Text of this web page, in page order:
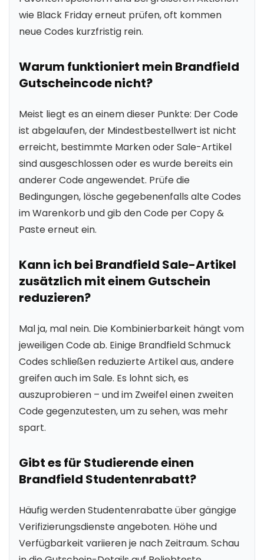
wie Black Friday erneut prüfen, oft kommen
neue Codes kurzfristig rein.
Warum funktioniert mein Brandfield
Gutscheincode nicht?
Meist liegt es an einem dieser Punkte: Der Code
ist abgelaufen, der Mindestbestellwert ist nicht
erreicht, bestimmte Marken oder Sale-Artikel
sind ausgeschlossen oder es wurde bereits ein
anderer Code angewendet. Prüfe die
Bedingungen, lösche gegebenenfalls alte Codes
im Warenkorb und gib den Code per Copy &
Paste erneut ein.
Kann ich bei Brandfield Sale-Artikel
zusätzlich mit einem Gutschein
reduzieren?
Mal ja, mal nein. Die Kombinierbarkeit hängt vom
jeweiligen Code ab. Einige Brandfield Schmuck
Codes schließen reduzierte Artikel aus, andere
greifen auch im Sale. Es lohnt sich, es
auszuprobieren – und im Zweifel einen zweiten
Code gegenzutesten, um zu sehen, was mehr
spart.
Gibt es für Studierende einen
Brandfield Studentenrabatt?
Häufig werden Studentenrabatte über gängige
Verifizierungsdienste angeboten. Höhe und
Verfügbarkeit variieren je nach Zeitraum. Schau